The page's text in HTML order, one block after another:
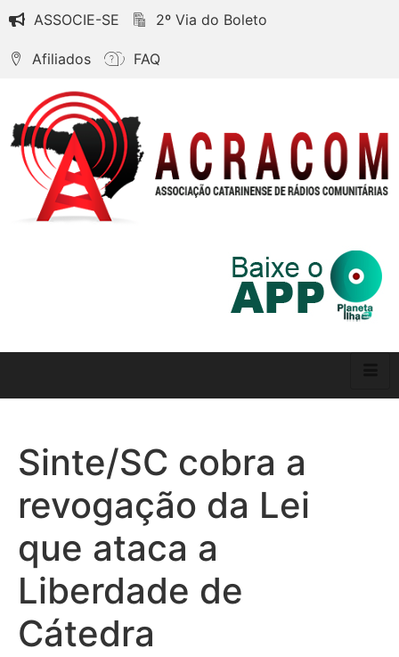
ASSOCIE-SE 2º Via do Boleto
Afiliados FAQ
Sinte/SC cobra a
revogação da Lei
que ataca a
Liberdade de
Cátedra